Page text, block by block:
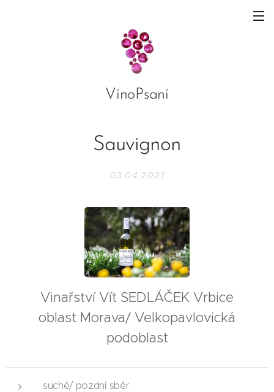
VínoPsaní
Sauvignon
03.04.2021
Vinařství Vít SEDLÁČEK Vrbice
oblast Morava/ Velkopavlovická
podoblast
suché/ pozdní sběr